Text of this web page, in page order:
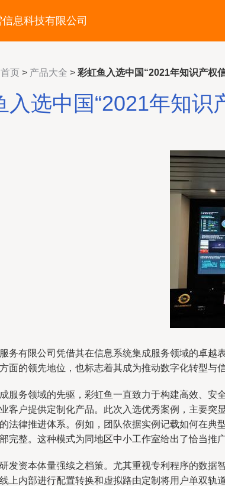
息科技有限公司
首页 > 产品大全 > 彩虹鱼入选中国“2021年知识产权
入选中国“2021年知
务有限公司凭借其在信息系统集成服务领域的卓越
面的领先地位，也标志着其成为推动数字化转型与
服务领域的先驱，彩虹鱼一直致力于构建高效、
客户提供定制化产品。此次入选优秀案例，主要
法律推进体系。例如，团队依据实例记载如何在
完整。这种模式为同地区中小工作室给出了恰当推
发资本体量强续之档策。尤其重视专利程序的数
上内部进行配置转换和虚拟路由定制将用户单双